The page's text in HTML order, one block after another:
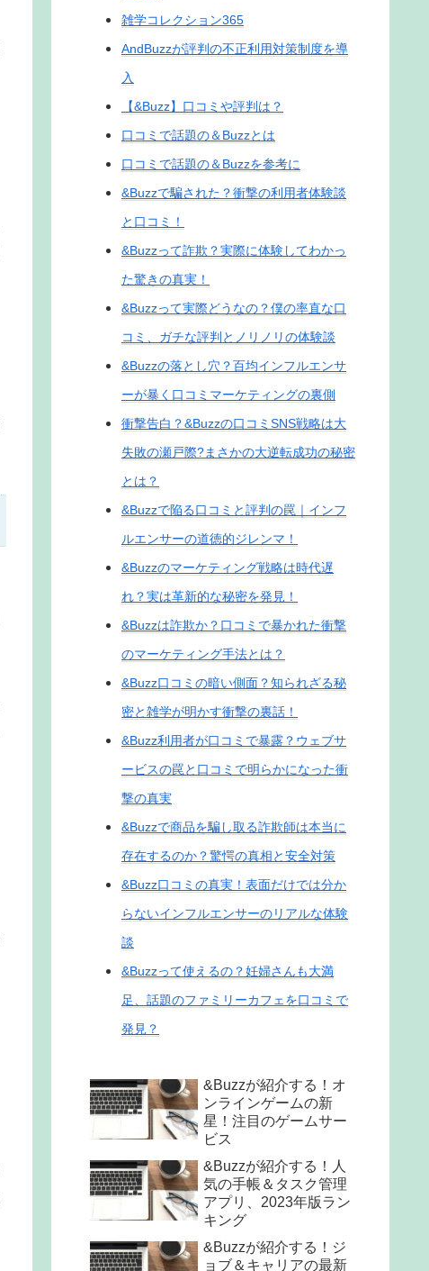
雑学コレクション365
AndBuzzが評判の不正利用対策制度を導
入
【&Buzz】口コミや評判は？
口コミで話題の＆Buzzとは
口コミで話題の＆Buzzを参考に
&Buzzで騙された？衝撃の利用者体験談
と口コミ！
&Buzzって詐欺？実際に体験してわかっ
た驚きの真実！
&Buzzって実際どうなの？僕の率直な口
コミ、ガチな評判とノリノリの体験談
&Buzzの落とし穴？百均インフルエンサ
ーが暴く口コミマーケティングの裏側
衝撃告白？&Buzzの口コミSNS戦略は大
失敗の瀬戸際?まさかの大逆転成功の秘密
とは？
&Buzzで陥る口コミと評判の罠｜インフ
ルエンサーの道徳的ジレンマ！
&Buzzのマーケティング戦略は時代遅
れ？実は革新的な秘密を発見！
&Buzzは詐欺か？口コミで暴かれた衝撃
のマーケティング手法とは？
&Buzz口コミの暗い側面？知られざる秘
密と雑学が明かす衝撃の裏話！
&Buzz利用者が口コミで暴露？ウェブサ
ービスの罠と口コミで明らかになった衝
撃の真実
&Buzzで商品を騙し取る詐欺師は本当に
存在するのか？驚愕の真相と安全対策
&Buzz口コミの真実！表面だけでは分か
らないインフルエンサーのリアルな体験
談
&Buzzって使えるの？妊婦さんも大満
足、話題のファミリーカフェを口コミで
発見？
&Buzzが紹介する！オ
ンラインゲームの新
星！注目のゲームサー
ビス
&Buzzが紹介する！人
気の手帳＆タスク管理
アプリ、2023年版ラン
キング
&Buzzが紹介する！ジ
ョブ＆キャリアの最新